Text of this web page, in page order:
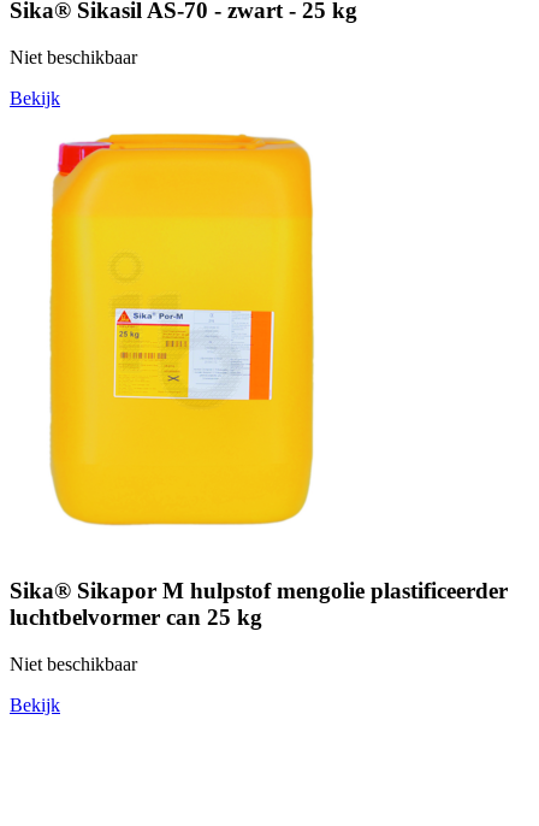
Sika® Sikasil AS-70 - zwart - 25 kg
Niet beschikbaar
Bekijk
Sika® Sikapor M hulpstof mengolie plastificeerder
luchtbelvormer can 25 kg
Niet beschikbaar
Bekijk